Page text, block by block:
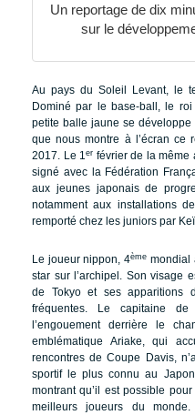
Un reportage de dix
sur le
Au pays du Soleil Levant, le
Dominé par le base-ball, le
petite balle jaune se développe
que nous montre à l’écran ce
2017. Le 1er février de la même
signé avec la Fédération
aux jeunes japonais de
notamment aux installations
remporté chez les juniors par
Le joueur nippon, 4ème mondial
star sur l’archipel. Son visage
de Tokyo et ses apparitions
fréquentes. Le capitaine
l’engouement derrière le
emblématique Ariake, qui
rencontres de Coupe Davis,
sportif le plus connu au
montrant qu’il est possible
meilleurs joueurs du